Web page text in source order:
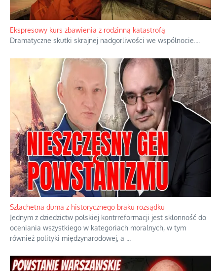
Ekspresowy kurs zbawienia z rodzinną katastrofą
Dramatyczne skutki skrajnej nadgorliwości we wspólnocie.
Szlachetna duma z historycznego braku rozsądku
Jednym z dziedzictw polskiej kontrreformacji jest skłonność do
oceniania wszystkiego w kategoriach moralnych, w tym
również polityki międzynarodowej, a